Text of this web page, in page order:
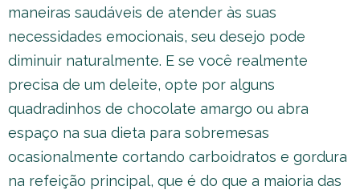
maneiras saudáveis de atender às suas
necessidades emocionais, seu desejo pode
diminuir naturalmente. E se você realmente
precisa de um deleite, opte por alguns
quadradinhos de chocolate amargo ou abra
espaço na sua dieta para sobremesas
ocasionalmente cortando carboidratos e gordura
na refeição principal, que é do que a maioria das